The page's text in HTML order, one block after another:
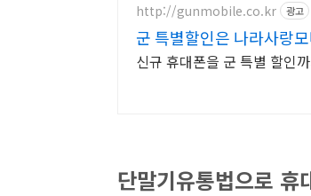
http://gunmobile.co.kr 광고
군 특별할인은 나라사랑
신규 휴대폰을 군 특별 할인
단말기유통법으로